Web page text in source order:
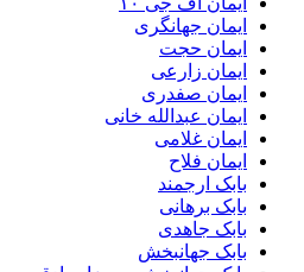
ایمان جهانگری
ایمان حجت
ایمان زارعی
ایمان صفدری
ایمان عبدالله خانی
ایمان غلامی
ایمان فلاح
بابک ارجمند
بابک برهانی
بابک جاهدی
بابک جهانبخش